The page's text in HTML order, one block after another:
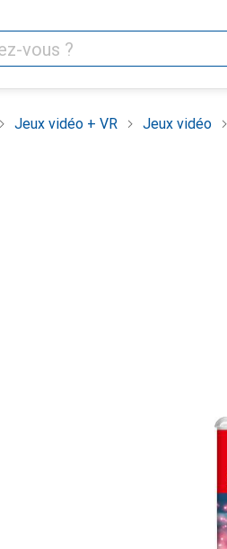
Jeux vidéo + VR Jeux vidéo